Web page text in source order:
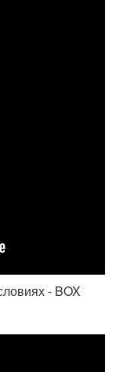
- BOX